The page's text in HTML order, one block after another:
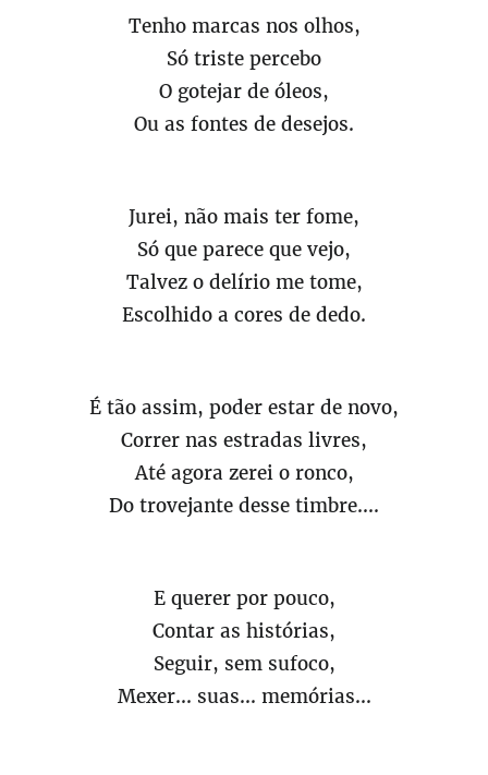
Tenho marcas nos olhos,
Só triste percebo
O gotejar de óleos,
Ou as fontes de desejos.
Jurei, não mais ter fome,
Só que parece que vejo,
Talvez o delírio me tome,
Escolhido a cores de dedo.
É tão assim, poder estar de novo,
Correr nas estradas livres,
Até agora zerei o ronco,
Do trovejante desse timbre....
E querer por pouco,
Contar as histórias,
Seguir, sem sufoco,
Mexer... suas... memórias...